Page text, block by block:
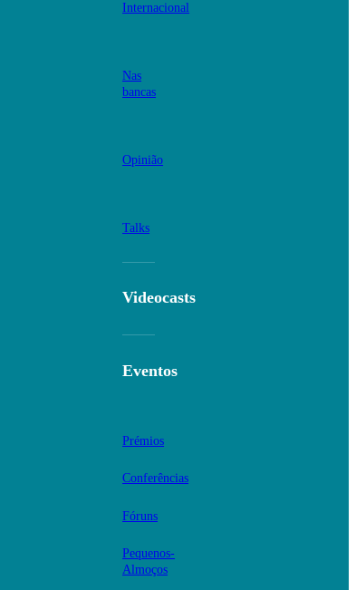
Internacional
Nas
bancas
Opinião
Talks
Videocasts
Eventos
Prémios
Conferências
Fóruns
Pequenos-
Almoços